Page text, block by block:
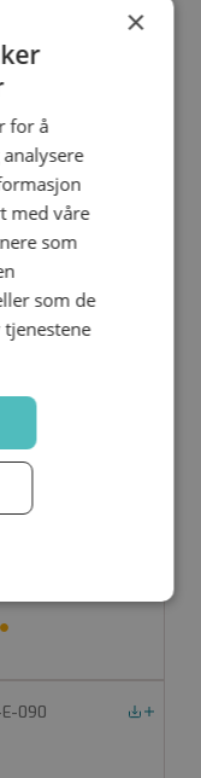
E-063
075
E-090
×
for å
med våre
som
som de
Målretting